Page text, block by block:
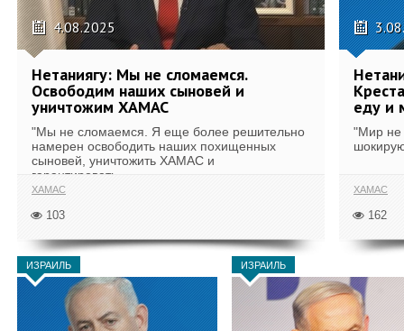
4.08.2025
Нетаниягу: Мы не сломаемся.
Освободим наших сыновей и
уничтожим ХАМАС
"Мы не сломаемся. Я еще более решительно
намерен освободить наших похищенных
сыновей, уничтожить ХАМАС и
гарантировать,...
ХАМАС
103
еду и
"Мир не
ХАМАС
162
ИЗРАИЛЬ ИЗРАИЛЬ